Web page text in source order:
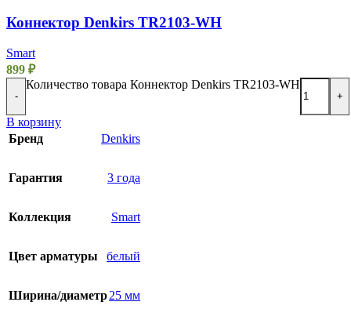
Коннектор Denkirs TR2103-WH
Smart
899 ₽
-
Количество товара Коннектор Denkirs TR2103-WH
+
В корзину
Бренд
Denkirs
Гарантия 3 года
Коллекция Smart
Цвет арматуры белый
Ширина/диаметр25 мм